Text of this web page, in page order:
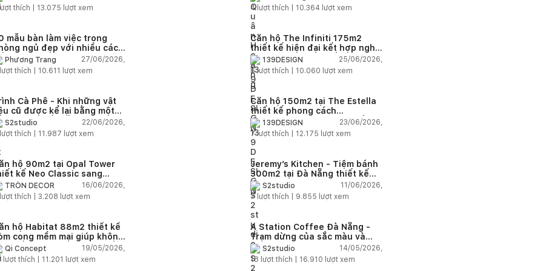
thích | 13.075 lượt xem
quên
4lượt thích | 10.364 lượt xem
mẫu bàn làm việc trong
ngủ đẹp với nhiều cách
trí thông minh cho mọi diện
Phương Trang
27/06/2026,
lượt thích | 10.611 lượt xem
Căn hộ The Infiniti 175m2
thiết kế hiện đại kết hợp nghệ
thuật Modern Art đầy cảm xúc
139DESIGN
25/06/2026,
6lượt thích | 10.060 lượt xem
Cà Phê - Khi những vật
cũ được kể lại bằng một
ngữ thiết kế mới
S2studio
22/06/2026,
lượt thích | 11.987 lượt xem
Căn hộ 150m2 tại The Estella
thiết kế phong cách
Farmhouse thanh lịch và ấm
áp
139DESIGN
23/06/2026,
7lượt thích | 12.175 lượt xem
hộ 90m2 tại Opal Tower
kế Neo Classic sang
cho gia đình trẻ
TRÒN DECOR
16/06/2026,
lượt thích | 3.208 lượt xem
Jeremy’s Kitchen - Tiệm bánh
300m2 tại Đà Nẵng thiết kế
phong cách công nghiệp hiện
đại ngập tràn ánh sáng tự
nhiên
S2studio
11/06/2026,
7 lượt thích | 9.855 lượt xem
hộ Habitat 88m2 thiết kế
cong mềm mại giúp không
sống hiện đại trở nên ấm
hơn
Qi Concept
19/05/2026,
lượt thích | 11.201 lượt xem
A Station Coffee Đà Nẵng -
Trạm dừng của sắc màu và
cảm hứng
S2studio
14/05/2026,
18 lượt thích | 16.910 lượt xem